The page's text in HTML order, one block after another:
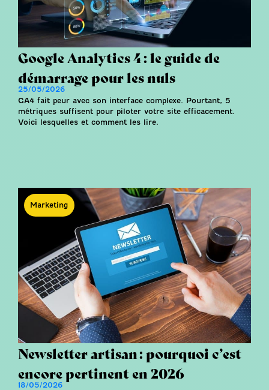
Google Analytics 4 : le guide de
démarrage pour les nuls
25/05/2026
GA4 fait peur avec son interface complexe. Pourtant, 5
métriques suffisent pour piloter votre site efficacement.
Voici lesquelles et comment les lire.
Marketing
Newsletter artisan : pourquoi c’est
encore pertinent en 2026
18/05/2026